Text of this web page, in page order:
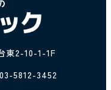
東2-10-1-1F
5812-3452